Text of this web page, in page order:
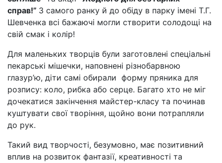
справ!” З самого ранку й до обіду в парку імені Т.Г.
Шевченка всі бажаючі могли створити солодощі на
свій смак і колір!
Для маленьких творців були заготовлені спеціальні
пекарські мішечки, наповнені різнобарвною
глазур’ю, діти самі обирали форму пряника для
розпису: коло, рибка або серце. Багато хто не міг
дочекатися закінчення майстер-класу та починав
куштувати свої творіння, щойно вони потрапляли
до рук.
Такий вид творчості, безумовно, має позитивний
вплив на розвиток фантазії, креативності та